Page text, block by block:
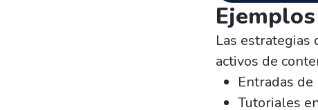
Las
activos de
Entradas
Tutoriales